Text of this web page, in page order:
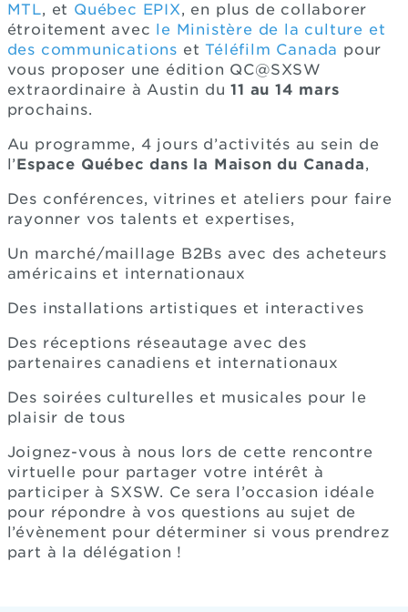
MTL, et Québec EPIX, en plus de collaborer
étroitement avec le Ministère de la culture et
des communications etTéléfilm Canada pour
vous proposer une édition QC@SXSW
extraordinaire à Austin du11 au 14 mars
prochains.
Au programme, 4 jours d’activités au sein de
l’Espace Québec dans la Maison du Canada,
Des conférences, vitrines et ateliers pour faire
rayonner vos talents et expertises,
Un marché/maillage B2Bs avec des acheteurs
américains et internationaux
Des installations artistiques et interactives
Des réceptions réseautage avec des
partenaires canadiens et internationaux
Des soirées culturelles et musicales pour le
plaisir de tous
Joignez-vous à nous lors de cette rencontre
virtuelle pour partager votre intérêt à
participer à SXSW. Ce sera l’occasion idéale
pour répondre à vos questions au sujet de
l’évènement pour déterminer si vous prendrez
part à la délégation !